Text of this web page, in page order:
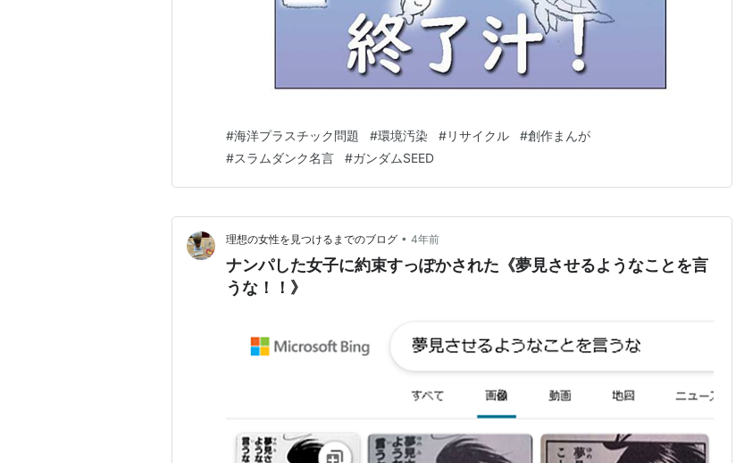
#海洋プラスチック問題 #環境汚染 #リサイクル #創作まんが
#スラムダンク名言 #ガンダムSEED
理想の女性を見つけるまでのブログ • 4年前
ナンパした女子に約束すっぽかされた《夢見させるようなことを言
うな！！》